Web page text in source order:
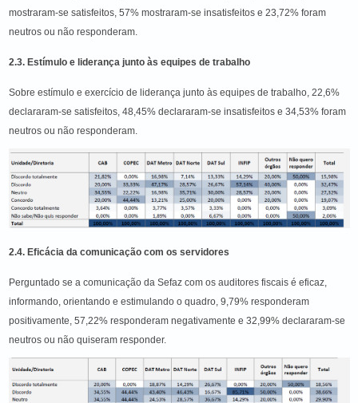
mostraram-se satisfeitos, 57% mostraram-se insatisfeitos e 23,72% foram
neutros ou não responderam.
2.3. Estímulo e liderança junto às equipes de trabalho
Sobre estímulo e exercício de liderança junto às equipes de trabalho, 22,6%
declararam-se satisfeitos, 48,45% declararam-se insatisfeitos e 34,53% foram
neutros ou não responderam.
2.4. Eficácia da comunicação com os servidores
Perguntado se a comunicação da Sefaz com os auditores fiscais é eficaz,
informando, orientando e estimulando o quadro, 9,79% responderam
positivamente, 57,22% responderam negativamente e 32,99% declararam-se
neutros ou não quiseram responder.